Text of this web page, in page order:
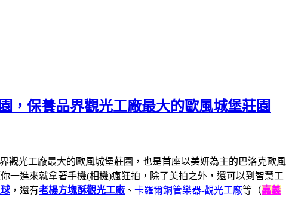
，保養品界觀光工廠最大的歐風城堡莊園
觀光工廠最大的歐風城堡莊園，也是首座以美妍為主的巴洛克歐風
一進來就拿著手機(相機)瘋狂拍，除了美拍之外，還可以到智慧工
，還有老楊方塊酥觀光工廠 、 卡羅爾銅管樂器-觀光工廠等（嘉義